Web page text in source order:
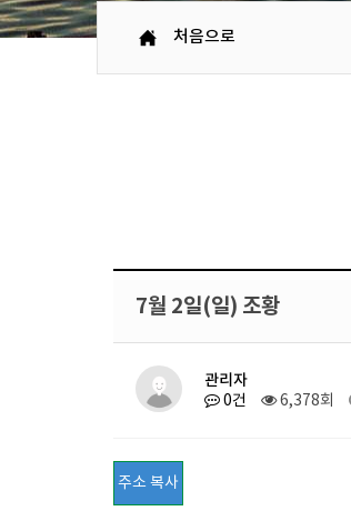
처음으로
7월 2일(일) 조황
관리자
0건 6,378회
주소 복사